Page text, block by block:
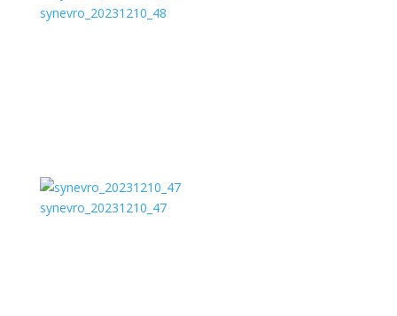
synevro_20231210_48
synevro_20231210_47